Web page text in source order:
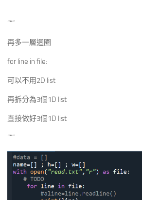
“””
再多一層迴圈
for line in file:
可以不用2D list
再拆分為3個1D list
直接做好3個1D list
“””